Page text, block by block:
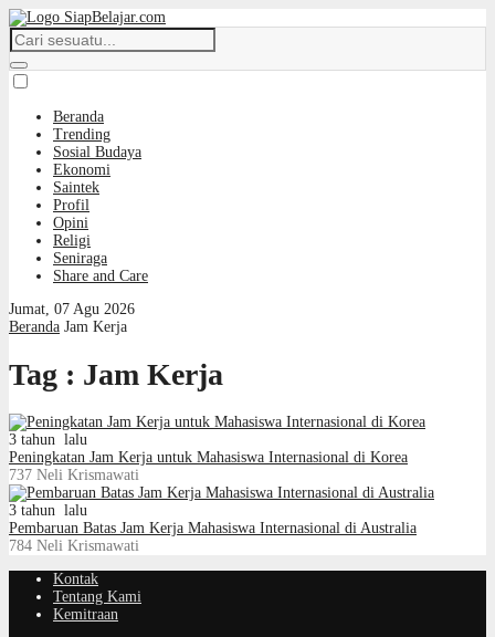
Beranda
Trending
Sosial Budaya
Ekonomi
Saintek
Profil
Opini
Religi
Seniraga
Share and Care
Jumat, 07 Agu 2026
Beranda Jam Kerja
Tag : Jam Kerja
3 tahun lalu
Peningkatan Jam Kerja untuk Mahasiswa Internasional di Korea
737 Neli Krismawati
3 tahun lalu
Pembaruan Batas Jam Kerja Mahasiswa Internasional di Australia
784 Neli Krismawati
Kontak
Tentang Kami
Kemitraan